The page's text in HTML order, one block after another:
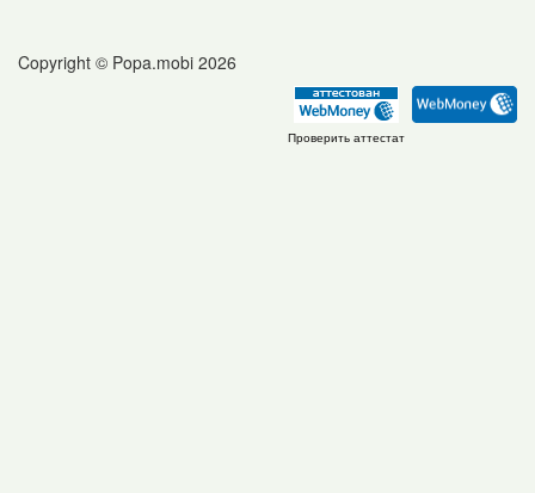
Copyright © Popa.mobi 2026
Проверить аттестат